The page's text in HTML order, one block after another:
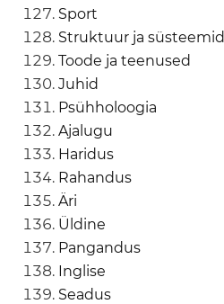
Sport
Struktuur ja süsteemid
Toode ja teenused
Juhid
Psühholoogia
Ajalugu
Haridus
Rahandus
Äri
Üldine
Pangandus
Inglise
Seadus